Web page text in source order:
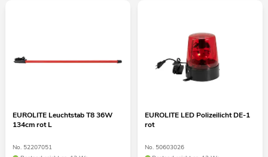
EUROLITE Leuchtstab T8 36W
134cm rot L
No. 52207051
EUROLITE LED Polizeilicht DE-1
rot
No. 50603026